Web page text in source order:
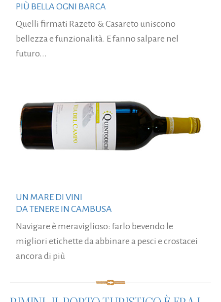
PIÙ BELLA OGNI BARCA
Quelli firmati Razeto & Casareto uniscono
bellezza e funzionalità. E fanno salpare nel
futuro...
UN MARE DI VINI
DA TENERE IN CAMBUSA
Navigare è meraviglioso: farlo bevendo le
migliori etichette da abbinare a pesci e crostacei
ancora di più